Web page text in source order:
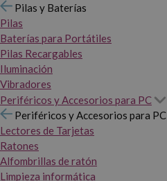
Pilas y Baterías
Pilas
Baterías para Portátiles
Pilas Recargables
Iluminación
Vibradores
Periféricos y Accesorios para PC
Periféricos y Accesorios para PC
Lectores de Tarjetas
Ratones
Alfombrillas de ratón
Limpieza informática